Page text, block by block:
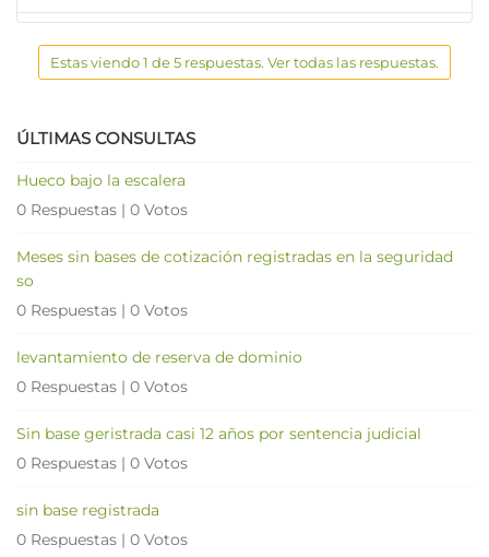
Estas viendo 1 de 5 respuestas. Ver todas las respuestas.
ÚLTIMAS CONSULTAS
Hueco bajo la escalera
0 Respuestas | 0 Votos
Meses sin bases de cotización registradas en la seguridad
so
0 Respuestas | 0 Votos
levantamiento de reserva de dominio
0 Respuestas | 0 Votos
Sin base geristrada casi 12 años por sentencia judicial
0 Respuestas | 0 Votos
sin base registrada
0 Respuestas | 0 Votos